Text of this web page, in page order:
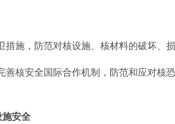
，防范对核设施、核材料的破坏、损
安全国际合作机制，防范和应对核
安全